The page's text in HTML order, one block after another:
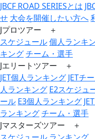
JBCF ROAD SERIESとは
せ 大会を開催したい方へ
Jプロツアー ＋
スケジュール個人ランキ
キングチーム・選手
Jエリートツアー ＋
JET個人ランキング JETチ
人ランキング E2スケジュ
ール E3個人ランキング
ランキングチーム・選手
Jマスターズツアー ＋